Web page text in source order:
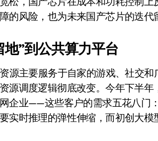
的风险，也为未来国产芯片的迭代
地”到公共算力平台
源主要服务于自家的游戏、社交
源调度逻辑彻底改变。今年下半
企业——这些客户的需求五花八门
实时推理的弹性伸缩，而初创大